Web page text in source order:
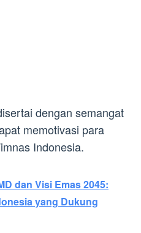
dengan semangat
memotivasi para
Indonesia.
dan Visi Emas 2045:
yang Dukung